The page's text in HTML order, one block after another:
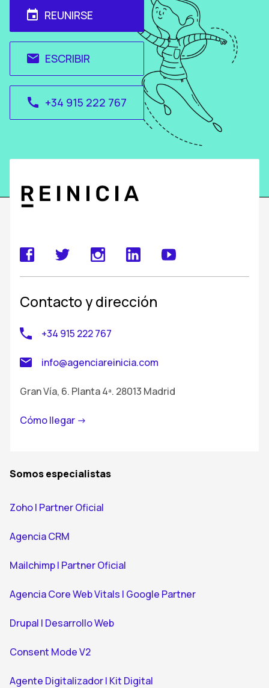
event REUNIRSE
email ESCRIBIR
call +34 915 222 767
Contacto y dirección
+34 915 222 767
info@agenciareinicia.com
Gran Vía, 6. Planta 4ª. 28013 Madrid
Cómo llegar ->
Somos especialistas
Zoho | Partner Oficial
Agencia CRM
Mailchimp | Partner Oficial
Agencia Core Web Vitals | Google Partner
Drupal | Desarrollo Web
Consent Mode V2
Agente Digitalizador | Kit Digital